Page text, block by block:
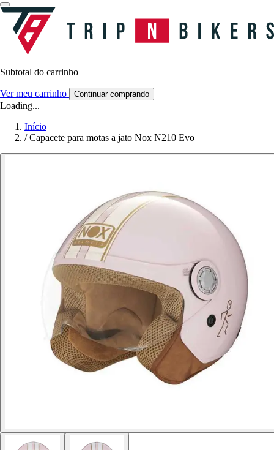
Subtotal do carrinho
Ver meu carrinho Continuar comprando
Loading...
Início
/ Capacete para motas a jato Nox N210 Evo